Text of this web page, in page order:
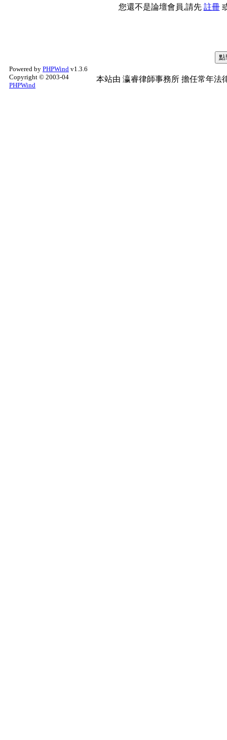
您還不是論壇會員,請先 註冊
Powered by PHPWind v1.3.6
Copyright © 2003-04
PHPWind
本站由 瀛睿律師事務所 擔任常年法